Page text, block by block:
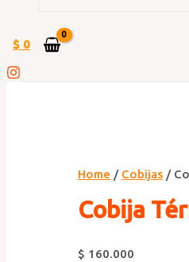
$ 0
Home / Cobijas /
Cobija
$ 160.000